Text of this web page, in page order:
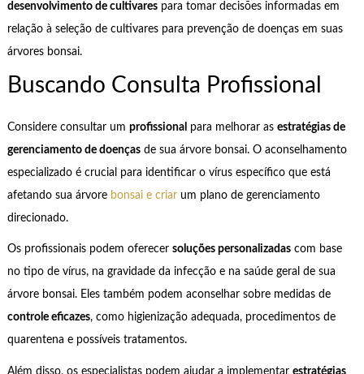
desenvolvimento de cultivarespara tomar decisões informadas em
relação à seleção de cultivares para prevenção de doenças em suas
árvores bonsai.
Buscando Consulta Profissional
Considere consultar um profissional para melhorar as estratégias de
gerenciamento de doençasde sua árvore bonsai. O aconselhamento
especializado é crucial para identificar o vírus específico que está
afetando sua árvore bonsai e criarum plano de gerenciamento
direcionado.
Os profissionais podem oferecer soluções personalizadascom base
no tipo de vírus, na gravidade da infecção e na saúde geral de sua
árvore bonsai. Eles também podem aconselhar sobre medidas de
controle eficazes, como higienização adequada, procedimentos de
quarentena e possíveis tratamentos.
Além disso, os especialistas podem ajudar a implementar estratégias